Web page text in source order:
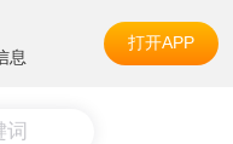
息
打开APP
词